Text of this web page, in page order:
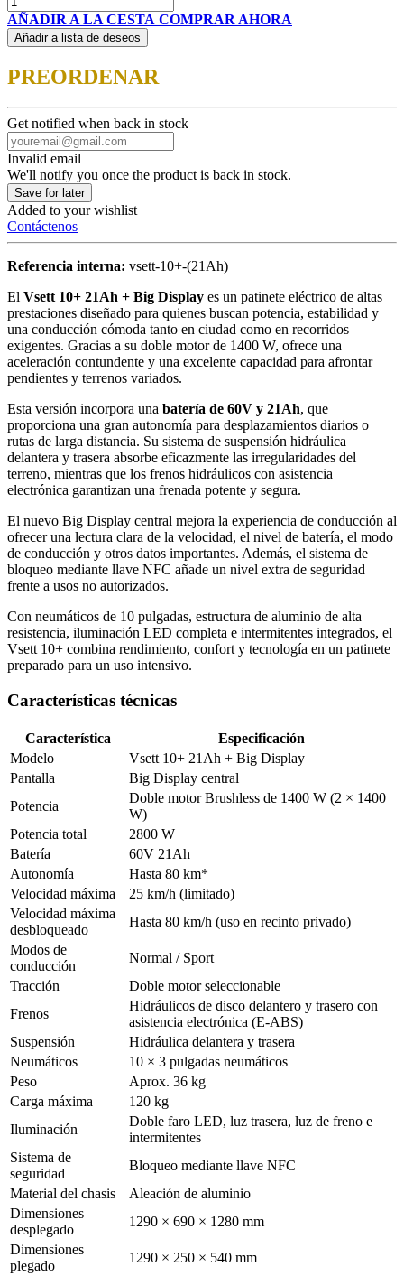
AÑADIR A LA CESTA COMPRAR AHORA
Añadir a lista de deseos
PREORDENAR
Get notified when back in stock
Invalid email
We'll notify you once the product is back in stock.
Save for later
Added to your wishlist
Contáctenos
Referencia interna: vsett-10+-(21Ah)
El Vsett 10+ 21Ah + Big Display es un patinete eléctrico de altas
prestaciones diseñado para quienes buscan potencia, estabilidad y
una conducción cómoda tanto en ciudad como en recorridos
exigentes. Gracias a su doble motor de 1400 W, ofrece una
aceleración contundente y una excelente capacidad para afrontar
pendientes y terrenos variados.
Esta versión incorpora una batería de 60V y 21Ah, que
proporciona una gran autonomía para desplazamientos diarios o
rutas de larga distancia. Su sistema de suspensión hidráulica
delantera y trasera absorbe eficazmente las irregularidades del
terreno, mientras que los frenos hidráulicos con asistencia
electrónica garantizan una frenada potente y segura.
El nuevo Big Display central mejora la experiencia de conducción al
ofrecer una lectura clara de la velocidad, el nivel de batería, el modo
de conducción y otros datos importantes. Además, el sistema de
bloqueo mediante llave NFC añade un nivel extra de seguridad
frente a usos no autorizados.
Con neumáticos de 10 pulgadas, estructura de aluminio de alta
resistencia, iluminación LED completa e intermitentes integrados, el
Vsett 10+ combina rendimiento, confort y tecnología en un patinete
preparado para un uso intensivo.
Características técnicas
Característica
Especificación
Modelo
Vsett 10+ 21Ah + Big Display
Pantalla
Big Display central
Potencia
Doble motor Brushless de 1400 W (2 × 1400
W)
Potencia total
2800 W
Batería
60V 21Ah
Autonomía
Hasta 80 km*
Velocidad máxima
25 km/h (limitado)
Velocidad máxima
desbloqueado
Hasta 80 km/h (uso en recinto privado)
Modos de
conducción
Normal / Sport
Tracción
Doble motor seleccionable
Frenos
Hidráulicos de disco delantero y trasero con
asistencia electrónica (E-ABS)
Suspensión
Hidráulica delantera y trasera
Neumáticos
10 × 3 pulgadas neumáticos
Peso
Aprox. 36 kg
Carga máxima
120 kg
Iluminación
Doble faro LED, luz trasera, luz de freno e
intermitentes
Sistema de
seguridad
Bloqueo mediante llave NFC
Material del chasis
Aleación de aluminio
Dimensiones
desplegado
1290 × 690 × 1280 mm
Dimensiones
plegado
1290 × 250 × 540 mm